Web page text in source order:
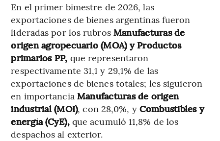
En el primer bimestre de 2026, las
exportaciones de bienes argentinas fueron
lideradas por los rubros Manufacturas de
origen agropecuario (MOA) y Productos
primarios PP, que representaron
respectivamente 31,1 y 29,1% de las
exportaciones de bienes totales; les siguieron
en importancia Manufacturas de origen
industrial (MOI), con 28,0%, y Combustibles y
energía (CyE),que acumuló 11,8% de los
despachos al exterior.